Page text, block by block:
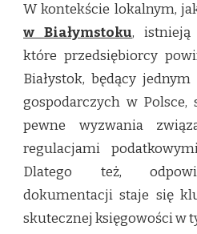
W kontekście lokalnym,
w Białymstoku, istnieją
które przedsiębiorcy
Białystok, będący
gospodarczych w
pewne wyzwania
regulacjami
Dlatego też,
dokumentacji staje się
skutecznej księgowości w